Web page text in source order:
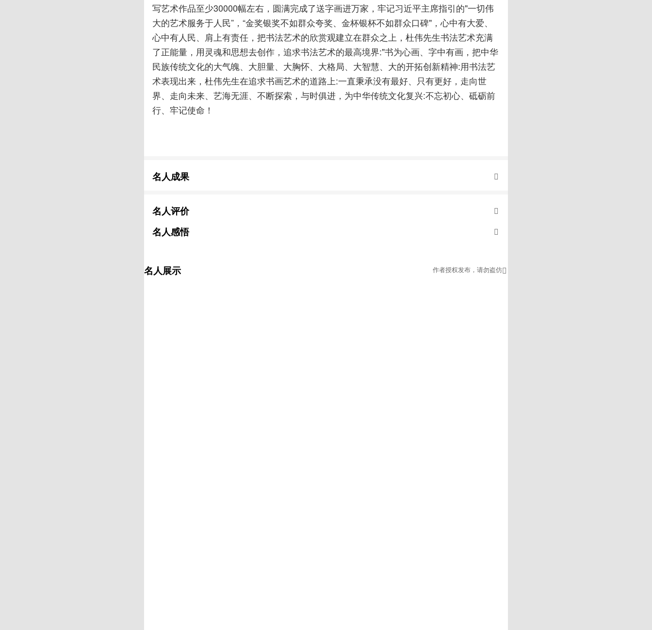
写艺术作品至少30000幅左右，圆满完成了送字画进万家，牢记习近平主席指引的"一切伟
大的艺术服务于人民”，“金奖银奖不如群众夸奖、金杯银杯不如群众口碑"，心中有大爱、
心中有人民、肩上有责任，把书法艺术的欣赏观建立在群众之上，杜伟先生书法艺术充满
了正能量，用灵魂和思想去创作，追求书法艺术的最高境界:"书为心画、字中有画，把中华
民族传统文化的大气魄、大胆量、大胸怀、大格局、大智慧、大的开拓创新精神:用书法艺
术表现出来，杜伟先生在追求书画艺术的道路上:一直秉承没有最好、只有更好，走向世
界、走向未来、艺海无涯、不断探索，与时俱进，为中华传统文化复兴:不忘初心、砥砺前
行、牢记使命！
名人成果
名人评价
名人感悟
名人展示 作者授权发布，请勿盗仿